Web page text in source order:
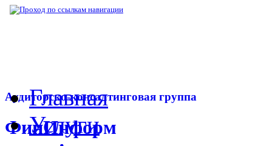
Аудиторско-консалтинговая группа
ФинИнформ
Главная
Услуги